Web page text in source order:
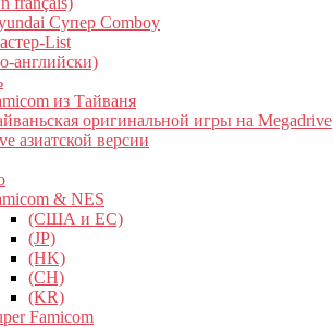
Супер Comboy
List
английски)
из Тайваня
оригинальной игры на Megadrive
азиатской версии
& NES
(США и ЕС)
(JP)
(HK)
(CH)
(KR)
Famicom